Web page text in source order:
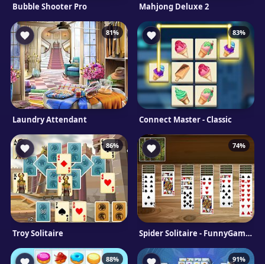
Bubble Shooter Pro Mahjong Deluxe 2
81%
Laundry Attendant
83%
Connect Master - Classic
86%
Troy Solitaire
74%
Spider Solitaire - FunnyGames
88% 91%